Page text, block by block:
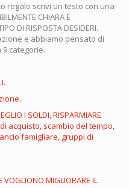
regalo scrivi un testo con una
CHIARA E
DI RISPOSTA DESIDERI.
e abbiamo pensato di
categorie.
I SOLDI, RISPARMIARE
di acquisto, scambio del tempo,
famigliare, gruppi di
VOGLIONO MIGLIORARE IL